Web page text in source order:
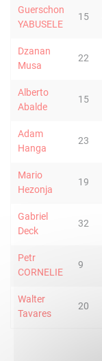
Guerschon
YABUSELE
15
Dzanan
Musa
22
Alberto
Abalde
15
Adam
Hanga
23
Mario
Hezonja
19
Gabriel
Deck
32
Petr
CORNELIE
9
Walter
Tavares
20